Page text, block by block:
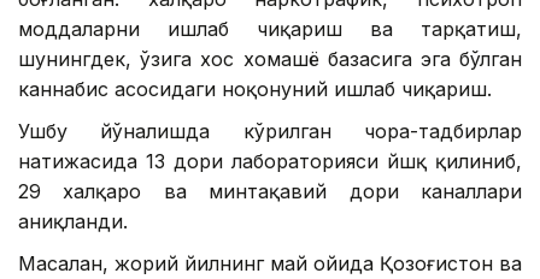
моддаларни ишлаб чиқариш ва тарқатиш,
шунингдек, ўзига хос хомашё базасига эга бўлган
каннабис асосидаги ноқонуний ишлаб чиқариш.
Ушбу йўналишда кўрилган чора-тадбирлар
натижасида 13 дори лабораторияси йшқ қилиниб,
29 халқаро ва минтақавий дори каналлари
аниқланди.
Масалан, жорий йилнинг май ойида Қозоғистон ва